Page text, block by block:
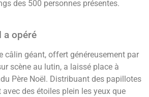
des 500 personnes présentes.
a opéré
câlin géant, offert généreusement par
scène au lutin, a laissé place à
Père Noël. Distribuant des papillotes
avec des étoiles plein les yeux que